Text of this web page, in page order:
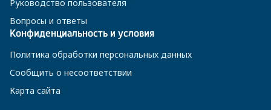
Руководство пользователя
Вопросы и ответы
Конфиденциальность и условия
Политика обработки персональных данных
Сообщить о несоответствии
Карта сайта